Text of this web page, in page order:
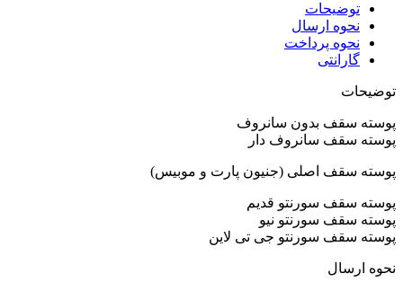
توضیحات
نحوه ارسال
نحوه پرداخت
گارانتی
توضیحات
پوسته سقف بدون سانروف
پوسته سقف سانروف دار
پوسته سقف اصلی (جنیون پارت و موبیس)
پوسته سقف سورنتو قدیم
پوسته سقف سورنتو نیو
پوسته سقف سورنتو جی تی لاین
نحوه ارسال